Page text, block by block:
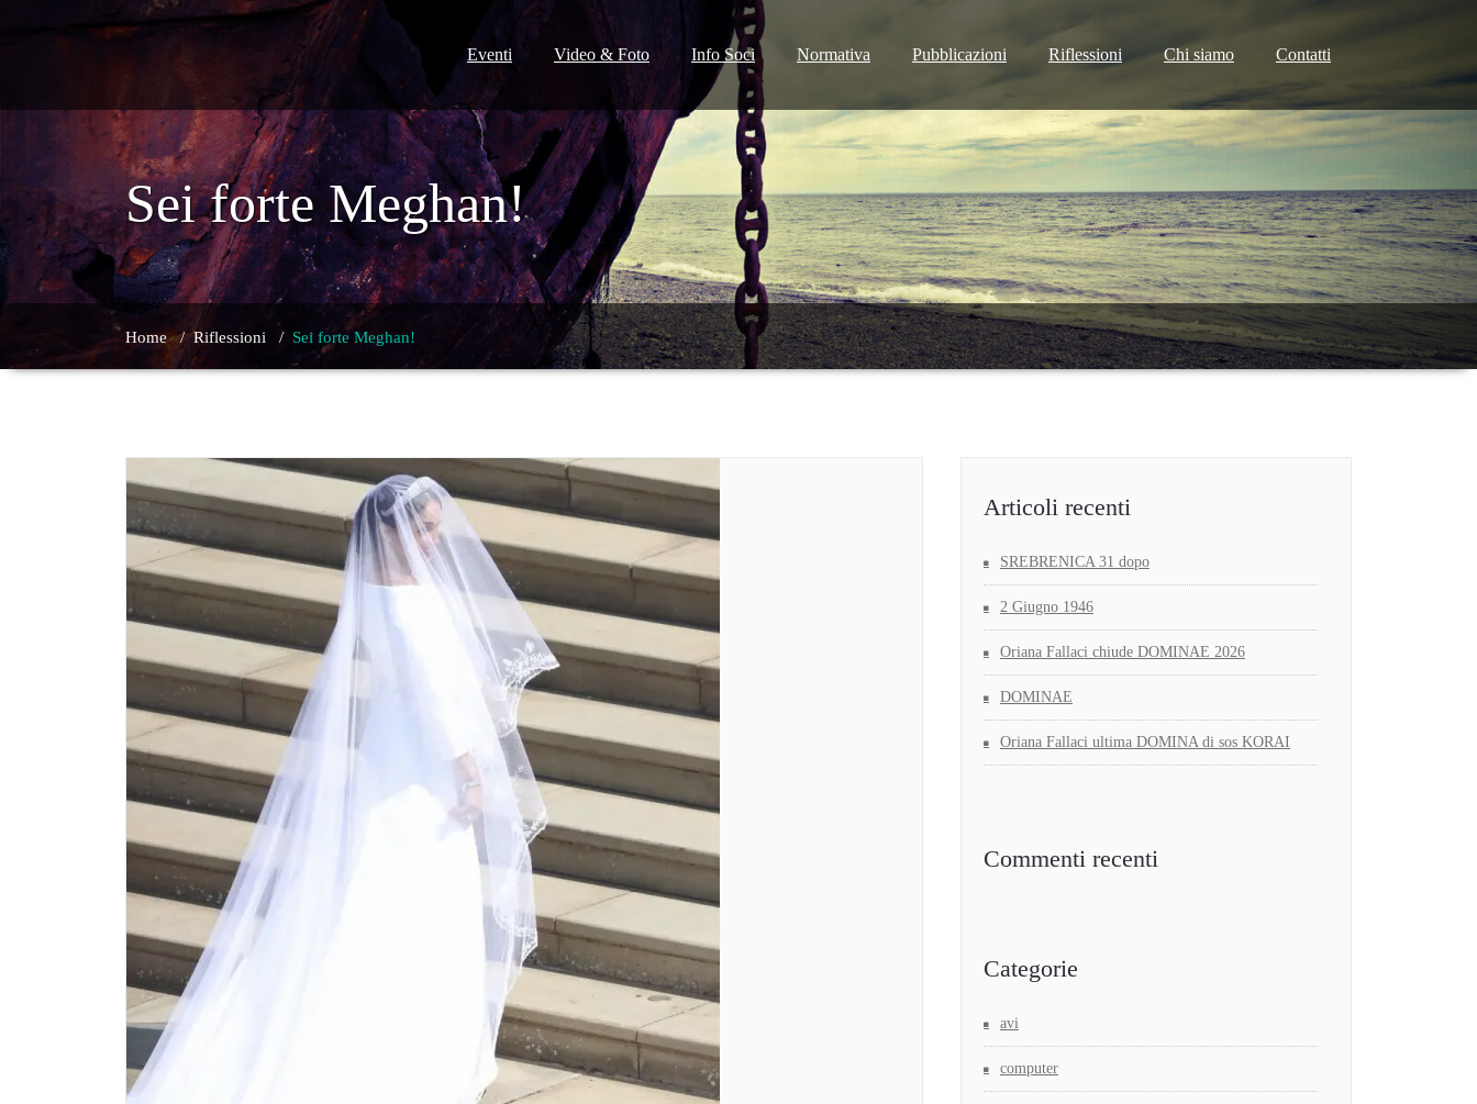
Eventi Video & Foto Info Soci Normativa Pubblicazioni Riflessioni Chi siamo Contatti
Sei forte Meghan!
Home/Riflessioni / Sei forte Meghan!
Articoli recenti
SREBRENICA 31 dopo
2 Giugno 1946
Oriana Fallaci chiude DOMINAE 2026
DOMINAE
Oriana Fallaci ultima DOMINA di sos KORAI
Commenti recenti
Categorie
avi
computer